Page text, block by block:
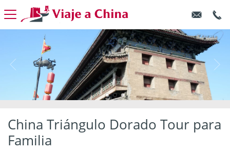
China Triángulo Dorado Tour para
Familia